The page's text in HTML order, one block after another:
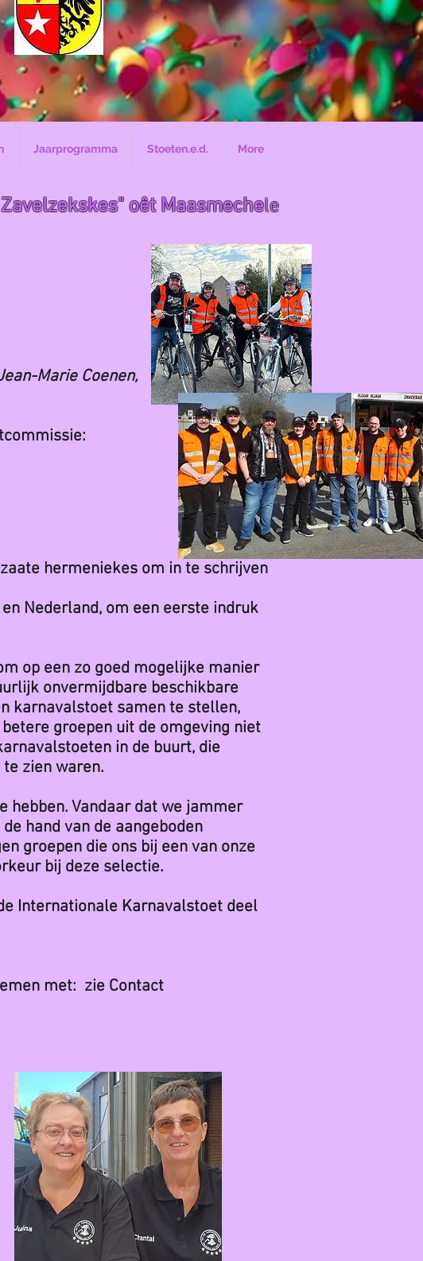
Jaarprogramma Stoeten.e.d. More
oêt Maasmechele
Marie Coenen,
hermeniekes om in te schrijven
Nederland, om een eerste indruk
op een zo goed mogelijke manier
onvermijdbare beschikbare
karnavalstoet samen te stellen,
groepen uit de omgeving niet
in de buurt, die
zien waren.
hebben. Vandaar dat we jammer
hand van de aangeboden
groepen die ons bij een van onze
bij deze selectie.
Internationale Karnavalstoet deel
met: zie Contact